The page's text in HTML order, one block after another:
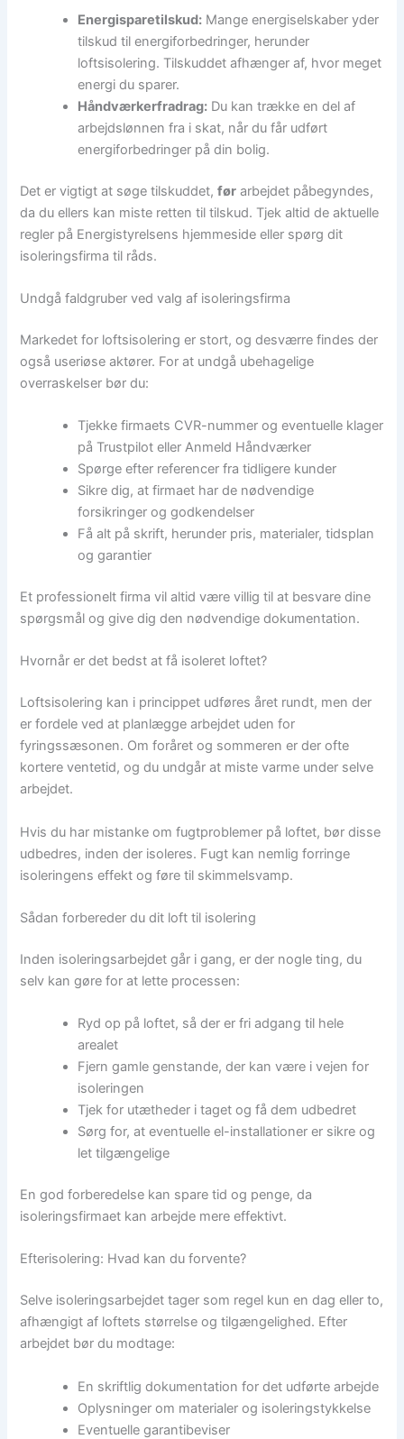
Energisparetilskud: Mange energiselskaber yder
tilskud til energiforbedringer, herunder
loftsisolering. Tilskuddet afhænger af, hvor meget
energi du sparer.
Håndværkerfradrag: Du kan trække en del af
arbejdslønnen fra i skat, når du får udført
energiforbedringer på din bolig.
Det er vigtigt at søge tilskuddet,før arbejdet påbegyndes,
da du ellers kan miste retten til tilskud. Tjek altid de aktuelle
regler på Energistyrelsens hjemmeside eller spørg dit
isoleringsfirma til råds.
Undgå faldgruber ved valg af isoleringsfirma
Markedet for loftsisolering er stort, og desværre findes der
også useriøse aktører. For at undgå ubehagelige
overraskelser bør du:
Tjekke firmaets CVR-nummer og eventuelle klager
på Trustpilot eller Anmeld Håndværker
Spørge efter referencer fra tidligere kunder
Sikre dig, at firmaet har de nødvendige
forsikringer og godkendelser
Få alt på skrift, herunder pris, materialer, tidsplan
og garantier
Et professionelt firma vil altid være villig til at besvare dine
spørgsmål og give dig den nødvendige dokumentation.
Hvornår er det bedst at få isoleret loftet?
Loftsisolering kan i princippet udføres året rundt, men der
er fordele ved at planlægge arbejdet uden for
fyringssæsonen. Om foråret og sommeren er der ofte
kortere ventetid, og du undgår at miste varme under selve
arbejdet.
Hvis du har mistanke om fugtproblemer på loftet, bør disse
udbedres, inden der isoleres. Fugt kan nemlig forringe
isoleringens effekt og føre til skimmelsvamp.
Sådan forbereder du dit loft til isolering
Inden isoleringsarbejdet går i gang, er der nogle ting, du
selv kan gøre for at lette processen:
Ryd op på loftet, så der er fri adgang til hele
arealet
Fjern gamle genstande, der kan være i vejen for
isoleringen
Tjek for utætheder i taget og få dem udbedret
Sørg for, at eventuelle el-installationer er sikre og
let tilgængelige
En god forberedelse kan spare tid og penge, da
isoleringsfirmaet kan arbejde mere effektivt.
Efterisolering: Hvad kan du forvente?
Selve isoleringsarbejdet tager som regel kun en dag eller to,
afhængigt af loftets størrelse og tilgængelighed. Efter
arbejdet bør du modtage:
En skriftlig dokumentation for det udførte arbejde
Oplysninger om materialer og isoleringstykkelse
Eventuelle garantibeviser